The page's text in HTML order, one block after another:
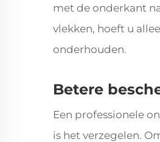
met de onderkant
vlekken, hoeft u
onderhouden.
Betere
Een professionele
is het verzegelen.